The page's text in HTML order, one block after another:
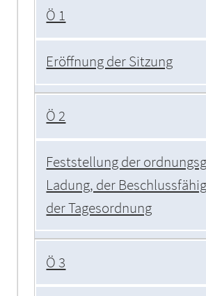
Ö 1
Eröffnung der Sitzung
Ö 2
Feststellung der
Ladung, der
der Tagesordnung
Ö 3